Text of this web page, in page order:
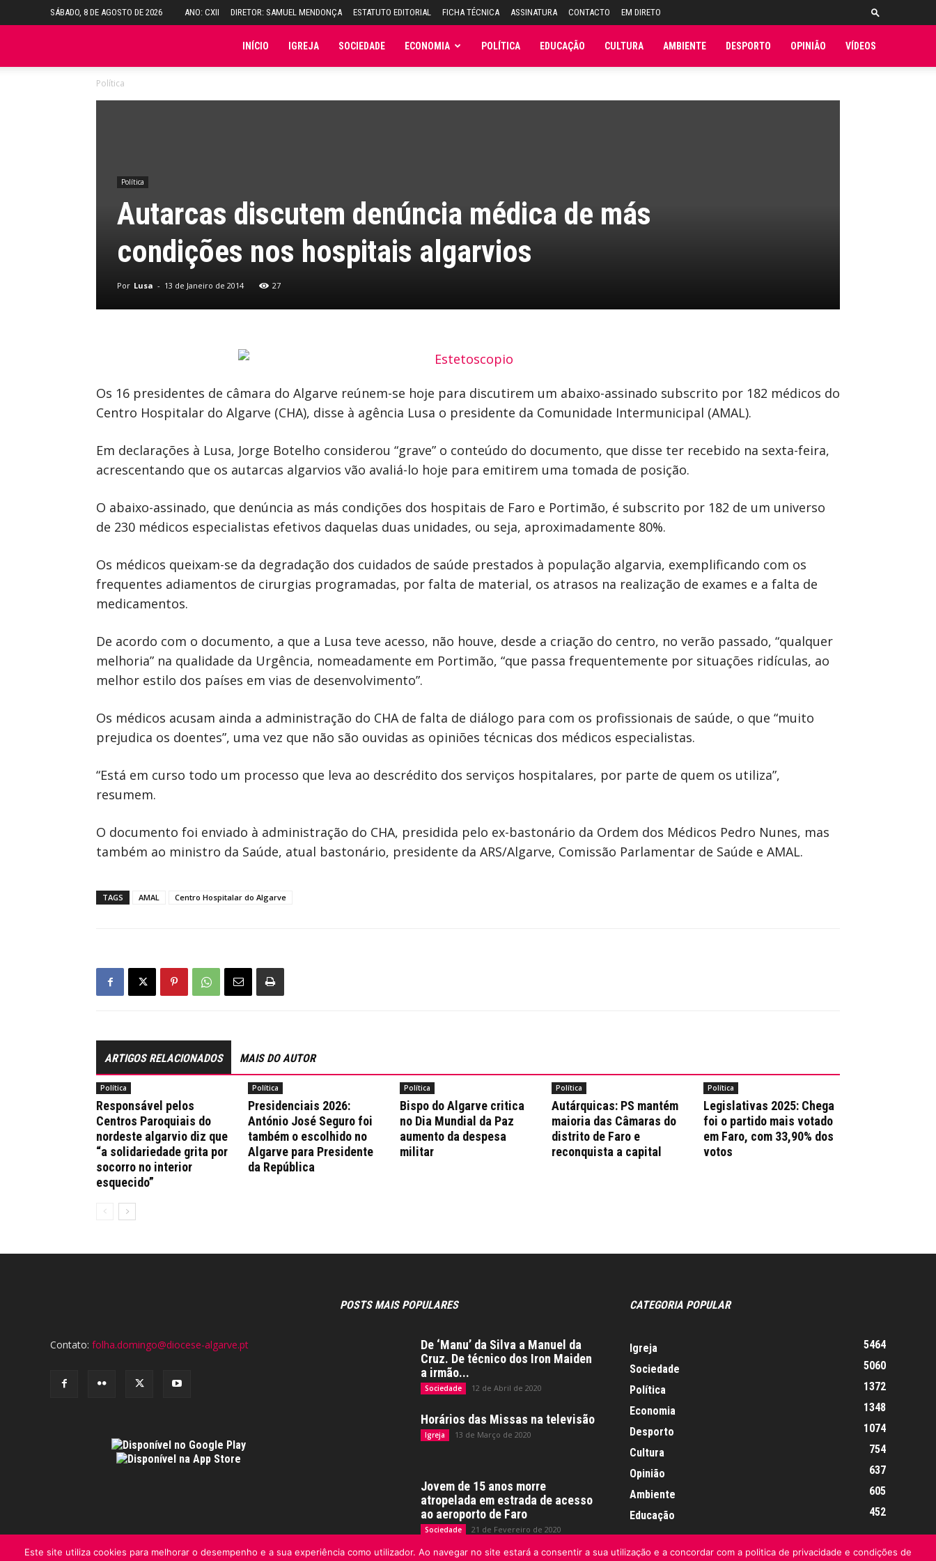
SÁBADO, 8 DE AGOSTO DE 2026 ANO: CXII DIRETOR: SAMUEL MENDONÇA ESTATUTO EDITORIAL FICHA TÉCNICA ASSINATURA CONTACTO EM DIRETO
INÍCIO IGREJA SOCIEDADE ECONOMIA POLÍTICA EDUCAÇÃO CULTURA AMBIENTE DESPORTO OPINIÃO VÍDEOS
Política
Política
Autarcas discutem denúncia médica de más
condições nos hospitais algarvios
Por Lusa - 13 de Janeiro de 2014 27
Os 16 presidentes de câmara do Algarve reúnem-se hoje para discutirem um abaixo-assinado subscrito por 182 médicos do
Centro Hospitalar do Algarve (CHA), disse à agência Lusa o presidente da Comunidade Intermunicipal (AMAL).
Em declarações à Lusa, Jorge Botelho considerou “grave” o conteúdo do documento, que disse ter recebido na sexta-feira,
acrescentando que os autarcas algarvios vão avaliá-lo hoje para emitirem uma tomada de posição.
O abaixo-assinado, que denúncia as más condições dos hospitais de Faro e Portimão, é subscrito por 182 de um universo
de 230 médicos especialistas efetivos daquelas duas unidades, ou seja, aproximadamente 80%.
Os médicos queixam-se da degradação dos cuidados de saúde prestados à população algarvia, exemplificando com os
frequentes adiamentos de cirurgias programadas, por falta de material, os atrasos na realização de exames e a falta de
medicamentos.
De acordo com o documento, a que a Lusa teve acesso, não houve, desde a criação do centro, no verão passado, “qualquer
melhoria” na qualidade da Urgência, nomeadamente em Portimão, “que passa frequentemente por situações ridículas, ao
melhor estilo dos países em vias de desenvolvimento”.
Os médicos acusam ainda a administração do CHA de falta de diálogo para com os profissionais de saúde, o que “muito
prejudica os doentes”, uma vez que não são ouvidas as opiniões técnicas dos médicos especialistas.
“Está em curso todo um processo que leva ao descrédito dos serviços hospitalares, por parte de quem os utiliza”,
resumem.
O documento foi enviado à administração do CHA, presidida pelo ex-bastonário da Ordem dos Médicos Pedro Nunes, mas
também ao ministro da Saúde, atual bastonário, presidente da ARS/Algarve, Comissão Parlamentar de Saúde e AMAL.
TAGS AMAL Centro Hospitalar do Algarve
ARTIGOS RELACIONADOS MAIS DO AUTOR
Política
Responsável pelos
Centros Paroquiais do
nordeste algarvio diz que
“a solidariedade grita por
socorro no interior
esquecido”
Política
Presidenciais 2026:
António José Seguro foi
também o escolhido no
Algarve para Presidente
da República
Política
Bispo do Algarve critica
no Dia Mundial da Paz
aumento da despesa
militar
Política
Autárquicas: PS mantém
maioria das Câmaras do
distrito de Faro e
reconquista a capital
Política
Legislativas 2025: Chega
foi o partido mais votado
em Faro, com 33,90% dos
votos
Contato: folha.domingo@diocese-algarve.pt
POSTS MAIS POPULARES
De ‘Manu’ da Silva a Manuel da
Cruz. De técnico dos Iron Maiden
a irmão...
Sociedade 12 de Abril de 2020
Horários das Missas na televisão
Igreja 13 de Março de 2020
Jovem de 15 anos morre
atropelada em estrada de acesso
ao aeroporto de Faro
Sociedade 21 de Fevereiro de 2020
CATEGORIA POPULAR
Igreja
5464
Sociedade
5060
Política
1372
Economia
1348
Desporto
1074
Cultura
754
Opinião
637
Ambiente
605
Educação
452
Este site utiliza cookies para melhorar o desempenho e a sua experiência como utilizador. Ao navegar no site estará a consentir a sua utilização e a concordar com a politica de privacidade e condições de